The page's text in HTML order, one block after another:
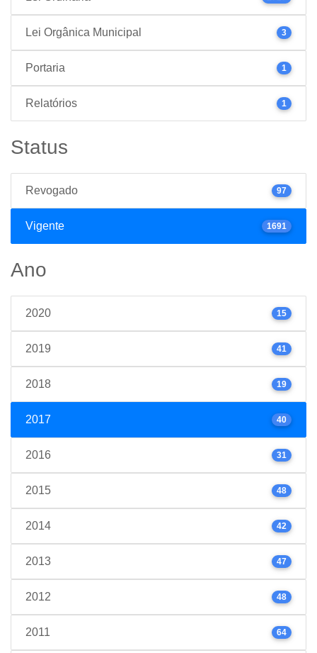
Lei Orgânica Municipal 3
Portaria 1
Relatórios 1
Status
Revogado 97
Vigente 1691
Ano
2020 15
2019 41
2018 19
2017 40
2016 31
2015 48
2014 42
2013 47
2012 48
2011 64